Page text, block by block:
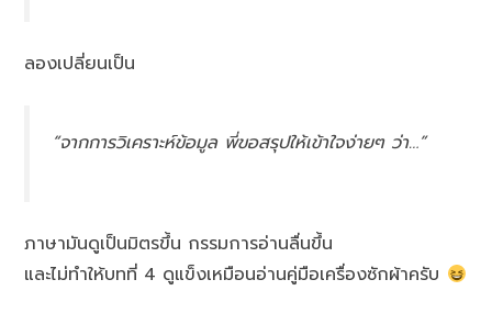
ลองเปลี่ยนเป็น
“จากการวิเคราะห์ข้อมูล พี่ขอสรุปให้เข้าใจง่ายๆ ว่า…”
ภาษามันดูเป็นมิตรขึ้น กรรมการอ่านลื่นขึ้น
และไม่ทำให้บทที่ 4 ดูแข็งเหมือนอ่านคู่มือเครื่องซักผ้าครับ